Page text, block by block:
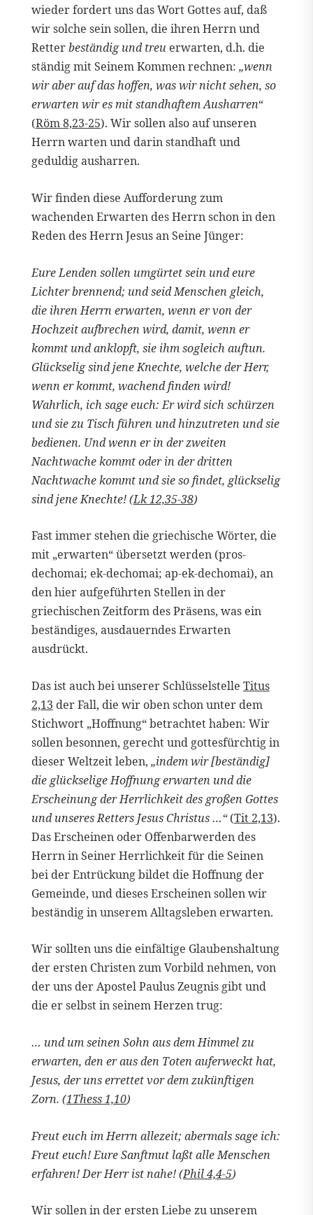
wieder fordert uns das Wort Gottes auf, daß
wir solche sein sollen, die ihren Herrn und
Retterbeständig und treu erwarten, d.h. die
ständig mit Seinem Kommen rechnen: „wenn
wir aber auf das hoffen, was wir nicht sehen, so
erwarten wir es mit standhaftem Ausharren“
(Röm 8,23-25). Wir sollen also auf unseren
Herrn warten und darin standhaft und
geduldig ausharren.
Wir finden diese Aufforderung zum
wachenden Erwarten des Herrn schon in den
Reden des Herrn Jesus an Seine Jünger:
Eure Lenden sollen umgürtet sein und eure
Lichter brennend; und seid Menschen gleich,
die ihren Herrn erwarten, wenn er von der
Hochzeit aufbrechen wird, damit, wenn er
kommt und anklopft, sie ihm sogleich auftun.
Glückselig sind jene Knechte, welche der Herr,
wenn er kommt, wachend finden wird!
Wahrlich, ich sage euch: Er wird sich schürzen
und sie zu Tisch führen und hinzutreten und sie
bedienen. Und wenn er in der zweiten
Nachtwache kommt oder in der dritten
Nachtwache kommt und sie so findet, glückselig
sind jene Knechte! (Lk 12,35-38)
Fast immer stehen die griechische Wörter, die
mit „erwarten“ übersetzt werden (pros-
dechomai; ek-dechomai; ap-ek-dechomai), an
den hier aufgeführten Stellen in der
griechischen Zeitform des Präsens, was ein
beständiges, ausdauerndes Erwarten
ausdrückt.
Das ist auch bei unserer Schlüsselstelle Titus
2,13 der Fall, die wir oben schon unter dem
Stichwort „Hoffnung“ betrachtet haben: Wir
sollen besonnen, gerecht und gottesfürchtig in
dieser Weltzeit leben, „indem wir [beständig]
die glückselige Hoffnung erwarten und die
Erscheinung der Herrlichkeit des großen Gottes
und unseres Retters Jesus Christus …“(Tit 2,13).
Das Erscheinen oder Offenbarwerden des
Herrn in Seiner Herrlichkeit für die Seinen
bei der Entrückung bildet die Hoffnung der
Gemeinde, und dieses Erscheinen sollen wir
beständig in unserem Alltagsleben erwarten.
Wir sollten uns die einfältige Glaubenshaltung
der ersten Christen zum Vorbild nehmen, von
der uns der Apostel Paulus Zeugnis gibt und
die er selbst in seinem Herzen trug:
… und um seinen Sohn aus dem Himmel zu
erwarten, den er aus den Toten auferweckt hat,
Jesus, der uns errettet vor dem zukünftigen
Zorn. (1Thess 1,10)
Freut euch im Herrn allezeit; abermals sage ich:
Freut euch! Eure Sanftmut laßt alle Menschen
erfahren! Der Herr ist nahe! (Phil 4,4-5)
Wir sollen in der ersten Liebe zu unserem